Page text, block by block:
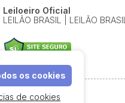
Leiloeiro Oficial
LEILÃO BRASIL | LEILÃO BRASIL
os cookies
de cookies